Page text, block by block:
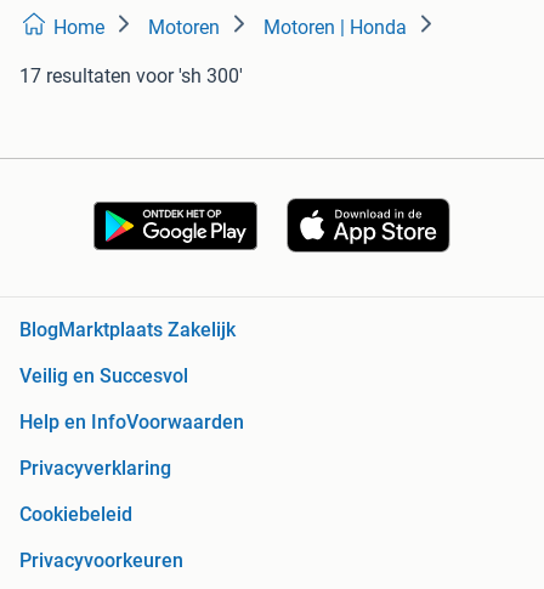
Home Motoren Motoren | Honda
17 resultaten voor 'sh 300'
BlogMarktplaats Zakelijk
Veilig en Succesvol
Help en InfoVoorwaarden
Privacyverklaring
Cookiebeleid
Privacyvoorkeuren